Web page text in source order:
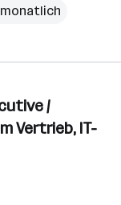
monatlich
/
Vertrieb, IT-